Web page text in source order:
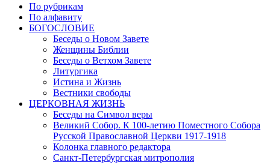
По рубрикам
По алфавиту
БОГОСЛОВИЕ
Беседы о Новом Завете
Женщины Библии
Беседы о Ветхом Завете
Литургика
Истина и Жизнь
Вестники свободы
ЦЕРКОВНАЯ ЖИЗНЬ
Беседы на Символ веры
Великий Собор. К 100-летию Поместного Собора
Русской Православной Церкви 1917-1918
Колонка главного редактора
Санкт-Петербургская митрополия